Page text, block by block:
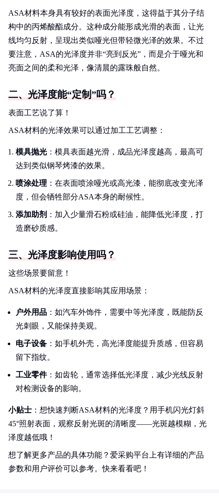
ASA材料本身具有较好的表面光泽度，这得益于其分子结
构中的丙烯酸酯成分。这种成分能形成光滑的表面，让光
线均匀反射，呈现出类似哑光但带轻微光泽的效果。不过
要注意，ASA的光泽度并非“亮到反光”，而是介于哑光和
亮面之间的柔和光泽，像清晨的露珠般自然。
二、光泽度能“定制”吗？
表面工艺说了算！
ASA材料的光泽效果可以通过加工工艺调整：
模具抛光 ：模具表面越光滑，成品光泽度越高，最高可
达到类似钢琴烤漆的效果。
喷涂处理 ：在表面喷涂哑光或高光漆，能彻底改变光泽
度，但会牺牲部分ASA本身的耐候性。
添加助剂 ：加入少量滑石粉或硅油，能降低光泽度，打
造磨砂质感。
三、光泽度影响使用吗？
这些场景要留意！
ASA材料的光泽度直接影响其应用场景：
户外用品 ：如汽车外饰件，需要中等光泽度，既能防反
光刺眼，又能保持美观。
电子设备 ：如手机外壳，高光泽度能提升质感，但容易
留下指纹。
工业零件：如齿轮，通常选择低光泽度，减少光线反射
对检测设备的影响。
小贴士 ：想快速判断ASA材料的光泽度？用手机闪光灯斜
45°照射表面，观察反射光斑的清晰度——光斑越模糊，光
泽度越低哦！
想了解更多产品的具体功能？爱采购平台上有详细的产品
参数和用户评价可以参考。快来看看吧！